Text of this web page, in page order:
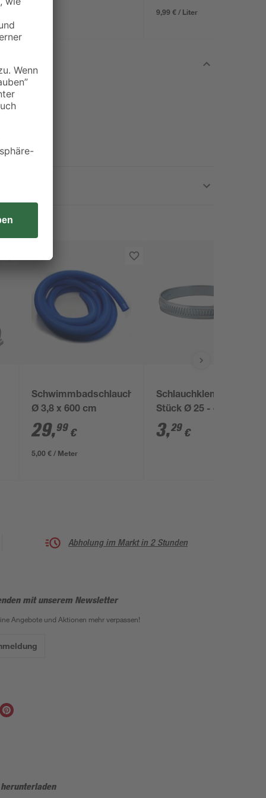
9,99 € / Liter
Schwimmbadschlauch
Ø 3,8 x 600 cm
29,99 €
5,00 € / Meter
Schlauchklemmen 2
Stück Ø 25 - 40 mm
3,29 €
Abholung im Markt in 2 Stunden
mit unserem Newsletter
Angebote und Aktionen mehr verpassen!